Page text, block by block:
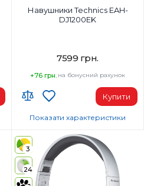
Навушники Technics EAH-
DJ1200EK
7599 грн.
+76 грн. на бонусний рахунок
Купити
Тип навушників:
Повнорозмірні
Діапазон частот навушників, Гц:
8-30000
Показати характеристики
3
24